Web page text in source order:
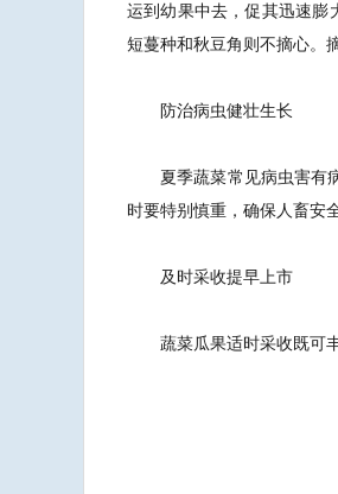
运到幼果中去，促其迅速膨
短蔓种和秋豆角则不摘心。
防治病虫健壮生长
夏季蔬菜常见病虫害有病
时要特别慎重，确保人畜安全
及时采收提早上市
蔬菜瓜果适时采收既可丰